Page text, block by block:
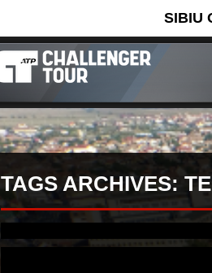
SIBIU
TAGS ARCHIVES: